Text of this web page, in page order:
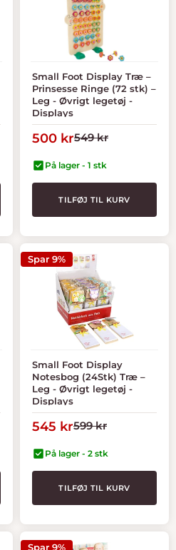
Small Foot Display Træ –
Prinsesse Ringe (72 stk) –
Leg - Øvrigt legetøj -
Displays
Tilbudspris
500 krNormal
549 kr
På lager - 1 stk
TILFØJ TIL KURV
Spar 9%
Small Foot Display
Notesbog (24Stk) Træ –
Leg - Øvrigt legetøj -
Displays
Tilbudspris
545 krNormal
599 kr
På lager - 2 stk
TILFØJ TIL KURV
Spar 9%